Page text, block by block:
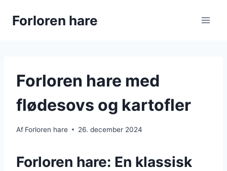
Forloren hare
Forloren hare med
flødesovs og kartofler
Af Forloren hare 26. december 2024
Forloren hare: En klassisk